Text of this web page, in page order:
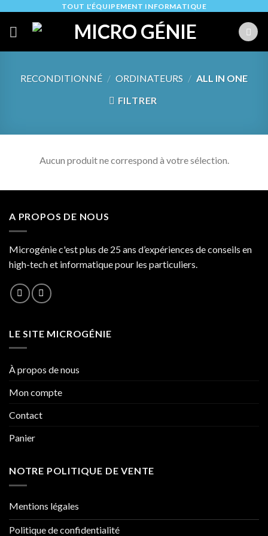
content
TOUT L'ÉQUIPEMENT INFORMATIQUE
RECONDITIONNÉ / ORDINATEURS / ALL IN ONE
FILTRER
Aucun produit ne correspond à votre sélection.
A PROPOS DE NOUS
Microgénie c'est plus de 25 ans d’expériences de conseils en
high-tech et informatique pour les particuliers.
LE SITE MICROGÉNIE
À propos de nous
Mon compte
Contact
Panier
NOTRE POLITIQUE DE VENTE
Mentions légales
Politique de confidentialité